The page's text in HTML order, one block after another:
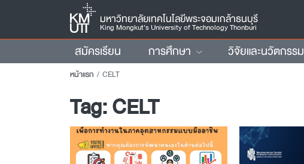
มหาวิทยาลัยเทคโนโลยีพระจอมเกล้าธนบุรี
King Mongkut’s University of Technology Thonburi
สมัครเรียน การศึกษา วิจัยและนวัตกรรม
หน้าแรก CELT
Tag:CELT